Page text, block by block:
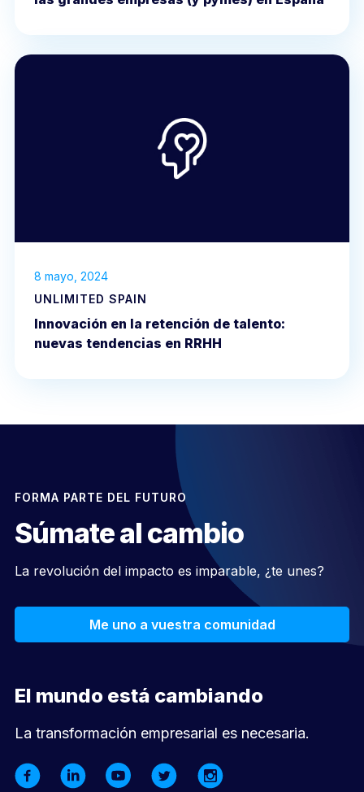
8 mayo, 2024
UNLIMITED SPAIN
Innovación en la retención de talento:
nuevas tendencias en RRHH
FORMA PARTE DEL FUTURO
Súmate al cambio
La revolución del impacto es imparable, ¿te unes?
Me uno a vuestra comunidad
El mundo está cambiando
La transformación empresarial es necesaria.